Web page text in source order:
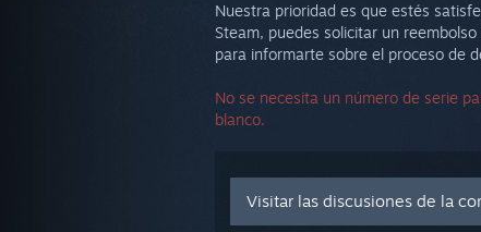
Nuestra prioridad es que estés
Steam, puedes solicitar un
para informarte sobre el proceso de
No se necesita un número de serie
blanco.
Visitar las discusiones de la